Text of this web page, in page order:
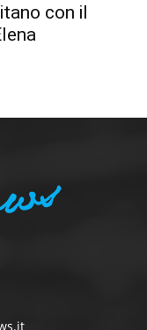
con il